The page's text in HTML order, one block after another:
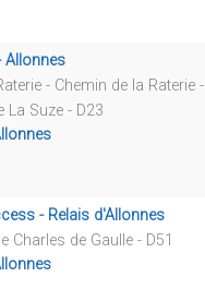
Allonnes
- Chemin de la Raterie -
La Suze - D23
- Relais d'Allonnes
Charles de Gaulle - D51